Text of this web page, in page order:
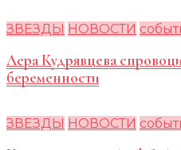
ЗВЕЗДЫ НОВОСТИ
Лера Кудрявцева
беременности
ЗВЕЗДЫ НОВОСТИ